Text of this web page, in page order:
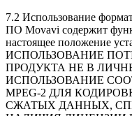
7.2 Использование
ПО Movavi содержит
настоящее положение
ИСПОЛЬЗОВАНИЕ
ПРОДУКТА НЕ В
ИСПОЛЬЗОВАНИЕ
MPEG-2 ДЛЯ
СЖАТЫХ ДАННЫХ,